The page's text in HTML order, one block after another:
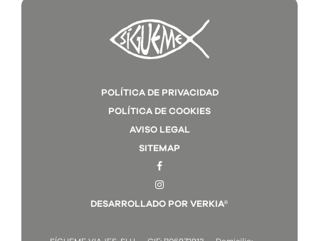
POLÍTICA DE PRIVACIDAD
POLÍTICA DE COOKIES
AVISO LEGAL
SITEMAP
DESARROLLADO POR VERKIA®